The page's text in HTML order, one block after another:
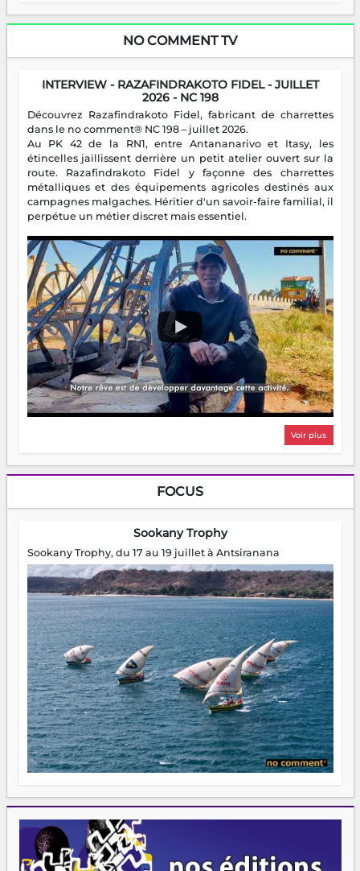
NO COMMENT TV
INTERVIEW - RAZAFINDRAKOTO FIDEL - JUILLET
2026 - NC 198
Découvrez Razafindrakoto Fidel, fabricant de charrettes
dans le no comment® NC 198 – juillet 2026.
Au PK 42 de la RN1, entre Antananarivo et Itasy, les
étincelles jaillissent derrière un petit atelier ouvert sur la
route. Razafindrakoto Fidel y façonne des charrettes
métalliques et des équipements agricoles destinés aux
campagnes malgaches. Héritier d'un savoir-faire familial, il
perpétue un métier discret mais essentiel.
Voir plus
FOCUS
Sookany Trophy
Sookany Trophy, du 17 au 19 juillet à Antsiranana